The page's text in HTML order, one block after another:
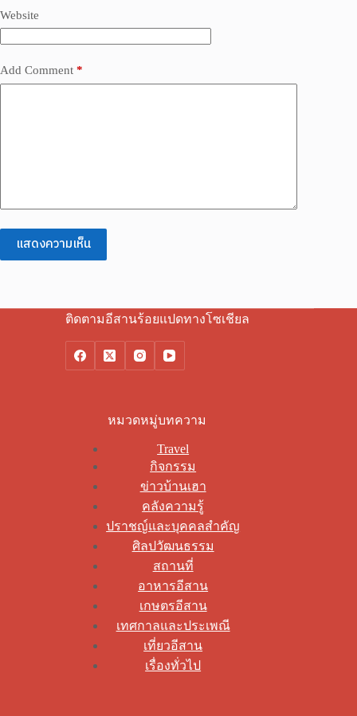
Website
Add Comment *
แสดงความเห็น
ติดตามอีสานร้อยแปดทางโซเชียล
หมวดหมู่บทความ
Travel
กิจกรรม
ข่าวบ้านเฮา
คลังความรู้
ปราชญ์และบุคคลสำคัญ
ศิลปวัฒนธรรม
สถานที่
อาหารอีสาน
เกษตรอีสาน
เทศกาลและประเพณี
เที่ยวอีสาน
เรื่องทั่วไป